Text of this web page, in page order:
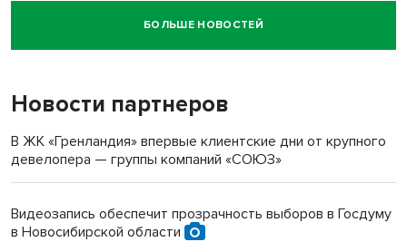
Новосибирский суд наказал водителя за смерть
пенсионерки на вокзале
БОЛЬШЕ НОВОСТЕЙ
Новости партнеров
В ЖК «Гренландия» впервые клиентские дни от крупного
девелопера — группы компаний «СОЮЗ»
Видеозапись обеспечит прозрачность выборов в Госдуму
в Новосибирской области